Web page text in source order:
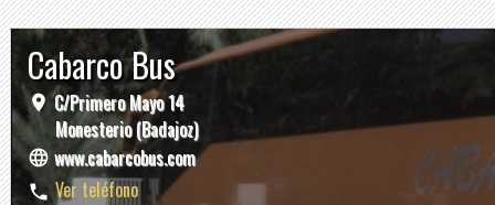
Cabarco Bus
C/Primero Mayo 14
Monesterio (Badajoz)
www.cabarcobus.com
Ver teléfono